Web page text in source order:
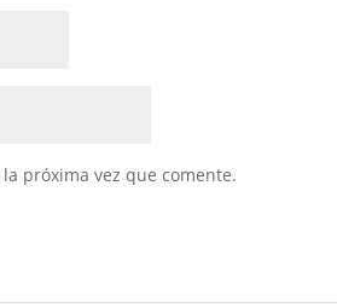
próxima vez que comente.